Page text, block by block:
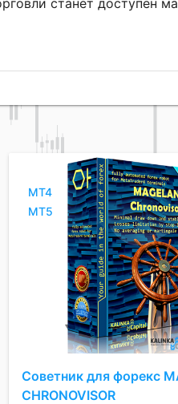
станет доступен
MT4
MT5
Советник для форекс
CHRONOVISOR